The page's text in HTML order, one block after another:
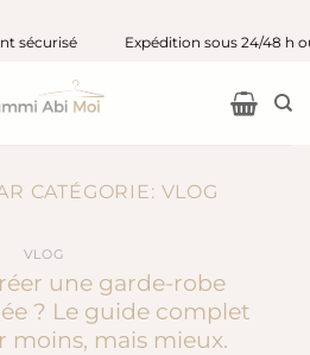
Expédition sous 24/48 h ouvrées
CATÉGORIE: VLOG
VLOG
une garde-robe
? Le guide complet
moins, mais mieux.